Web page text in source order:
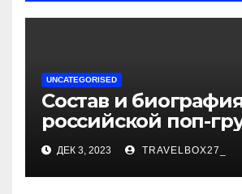
UNCATEGORISED
Состав и
российской поп-
«Иванушки
— история успеха,
и судьбы
ДЕК 3, 2023 TRAVELBOX27_